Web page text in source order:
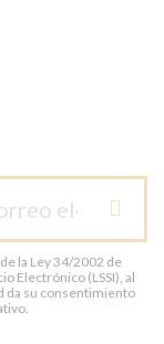
la Ley 34/2002 de
Electrónico (LSSI), al
da su consentimiento